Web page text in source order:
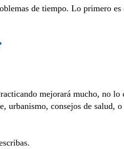
de tiempo. Lo primero
mejorará mucho, no lo
consejos de salud,